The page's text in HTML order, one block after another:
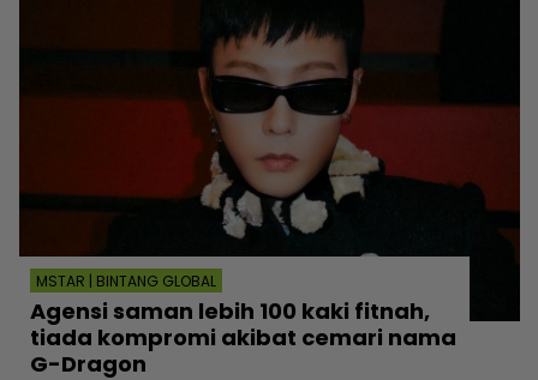
MSTAR | BINTANG GLOBAL
Agensi saman lebih 100 kaki fitnah,
tiada kompromi akibat cemari nama
G-Dragon